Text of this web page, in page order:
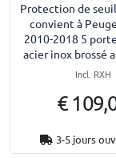
Protection de
convient à
2010-2018 5
acier inox brossé
Incl. RXH
€
3-5 jours